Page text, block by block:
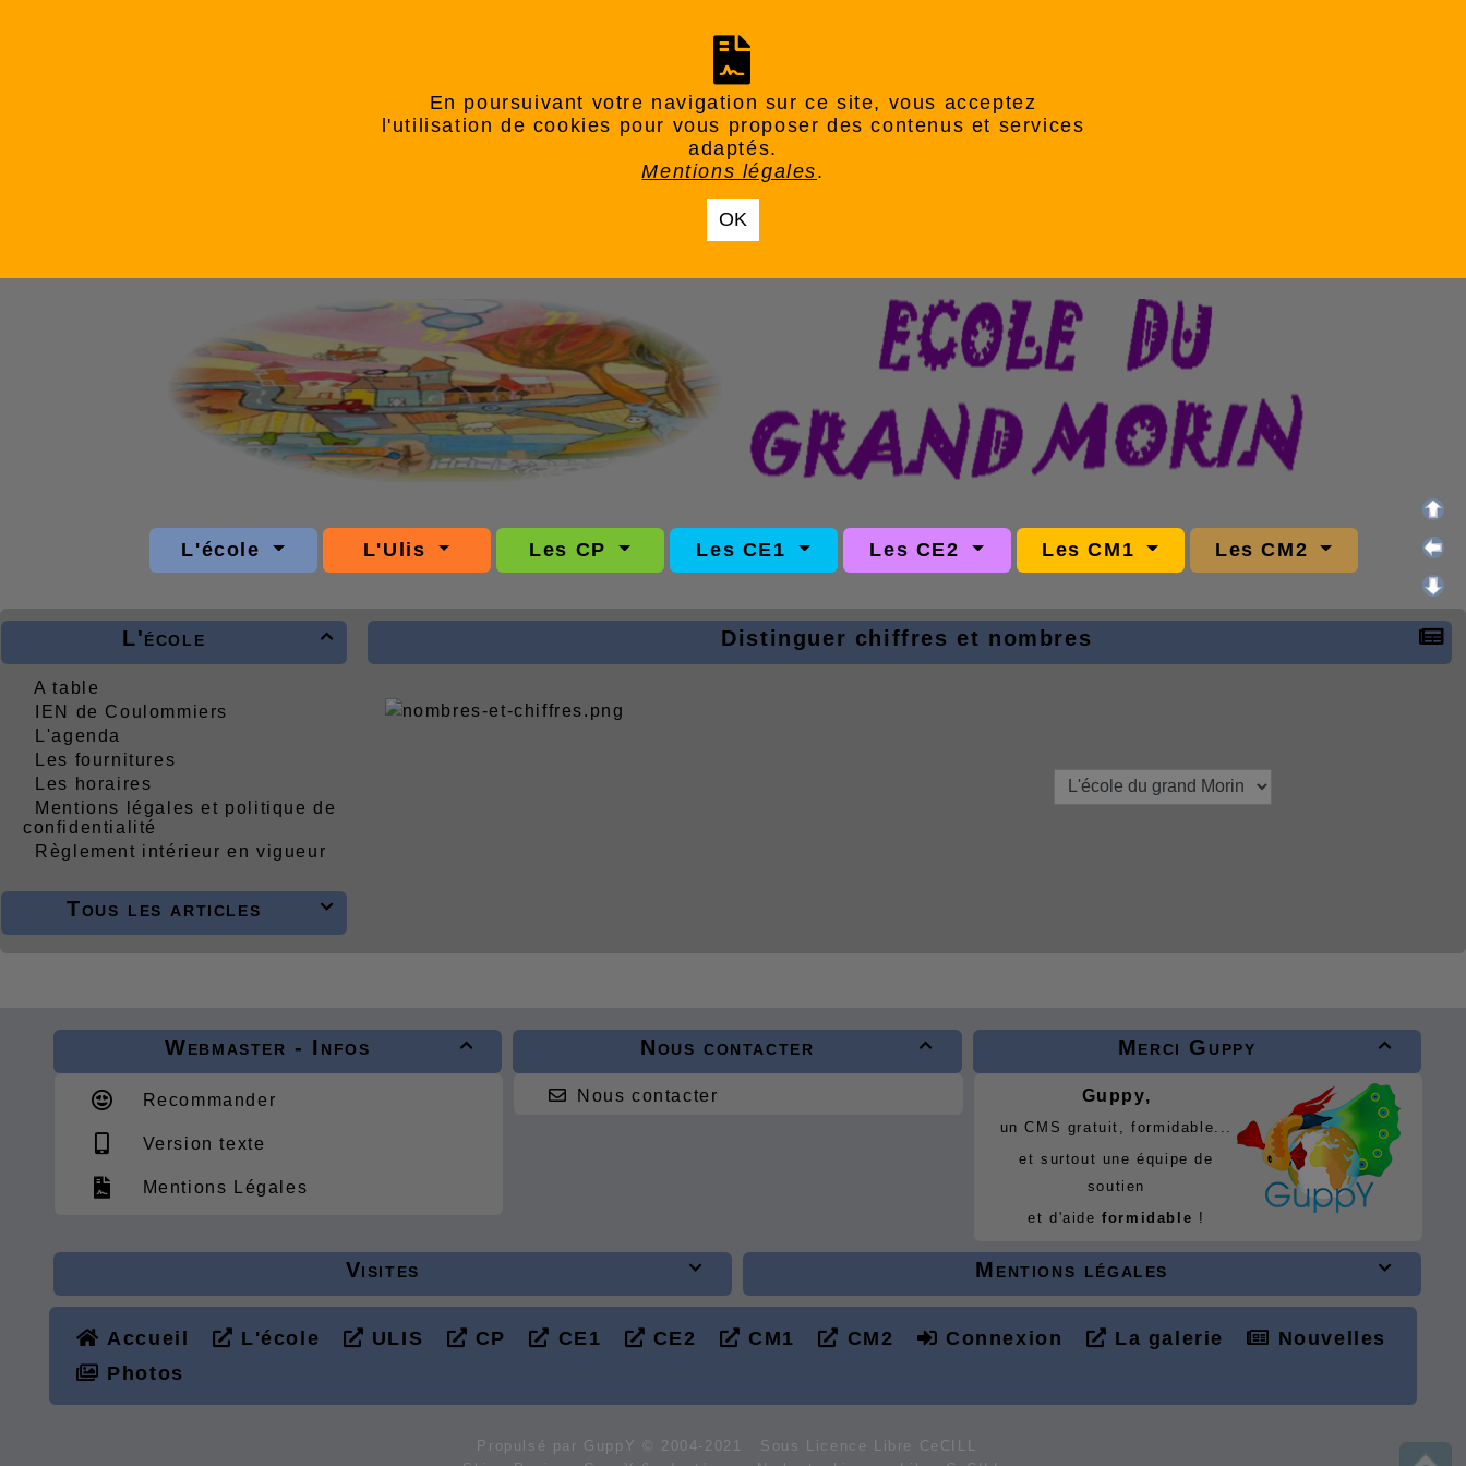
En poursuivant votre navigation sur ce site, vous acceptez
l'utilisation de cookies pour vous proposer des contenus et services
adaptés.
Mentions légales.
OK
L'école L'Ulis Les CP Les CE1 Les CE2 Les CM1 Les CM2

L'école
A table
IEN de Coulommiers
L'agenda
Les fournitures
Les horaires
Mentions légales et politique de
confidentialité
Règlement intérieur en vigueur

Tous les articles
Distinguer chiffres et nombres

Webmaster - Infos
Recommander
Version texte
Mentions Légales

Nous contacter
Nous contacter

Merci Guppy
Guppy,
un CMS gratuit, formidable...
et surtout une équipe de
soutien
et d'aideformidable !

Visites 
Mentions légales
Accueil L'école ULIS CP CE1 CE2 CM1 CM2 Connexion La galerie
Nouvelles
Photos
Propulsé par GuppY © 2004-2021
Sous Licence Libre CeCILL